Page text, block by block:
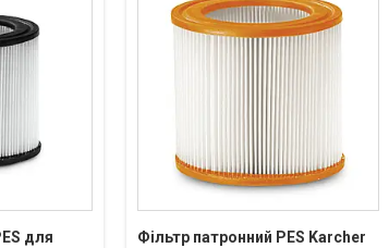
для
Фільтр патронний PES Karcher